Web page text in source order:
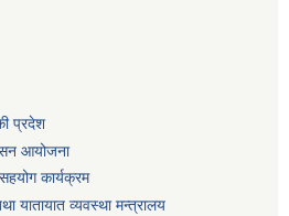
प्रदेश
आयोजना
कार्यक्रम
यातायात व्यवस्था मन्त्रालय